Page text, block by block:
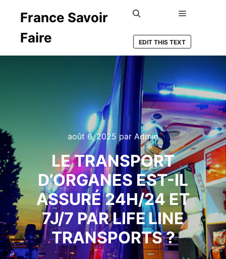
France Savoir
Faire
EDIT THIS TEXT
août 6, 2025par Admin
LE TRANSPORT
D’ORGANES EST-IL
ASSURÉ 24H/24 ET
7J/7 PAR LIFE LINE
TRANSPORTS ?